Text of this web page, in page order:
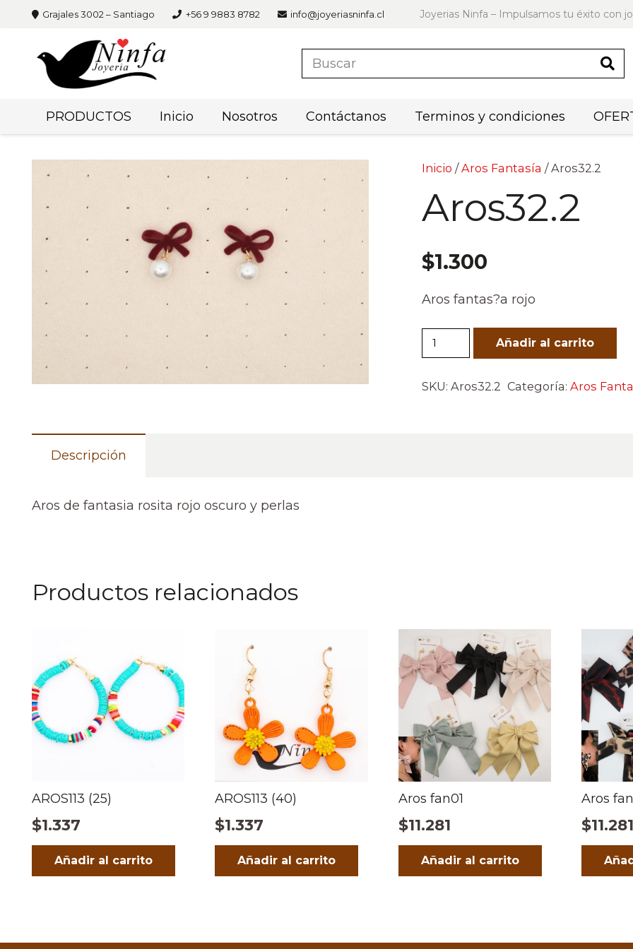
Grajales 3002 – Santiago +56 9 9883 8782 info@joyeriasninfa.cl Joyerias Ninfa – Impulsamos tu éxito con
PRODUCTOS Inicio Nosotros Contáctanos Terminos y condiciones
Inicio /Aros Fantasía / Aros32.2
Aros32.2
$1.300
Aros fantas?a rojo
Aros32.2
cantidad
Añadir al carrito
SKU: Aros32.2 Categoría:Aros
Descripción
Aros de fantasia rosita rojo oscuro y perlas
Productos relacionados
AROS113 (25)
$1.337
Añadir al carrito
AROS113 (40)
$1.337
Añadir al carrito
Aros fan01
$11.281
Añadir al carrito
Aros
$